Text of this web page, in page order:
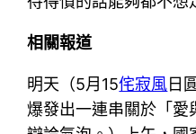
相關報道
明天（5月15侘寂風日
爆發出一連串關於「愛